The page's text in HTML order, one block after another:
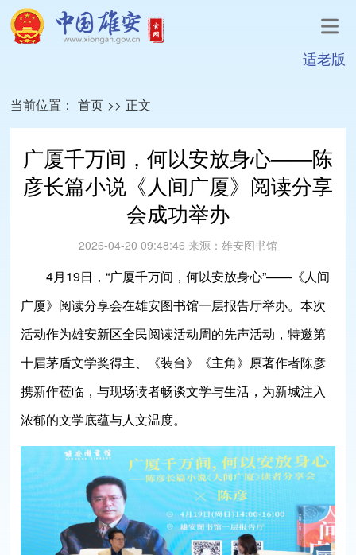
适老版
当前位置： 首页 >> 正文
广厦千万间，何以安放身心——陈
彦长篇小说《人间广厦》阅读分享
会成功举办
2026-04-20 09:48:46 来源： 雄安图书馆
4月19日，“广厦千万间，何以安放身心”——《人间
广厦》阅读分享会在雄安图书馆一层报告厅举办。本次
活动作为雄安新区全民阅读活动周的先声活动，特邀第
十届茅盾文学奖得主、《装台》《主角》原著作者陈彦
携新作莅临，与现场读者畅谈文学与生活，为新城注入
浓郁的文学底蕴与人文温度。